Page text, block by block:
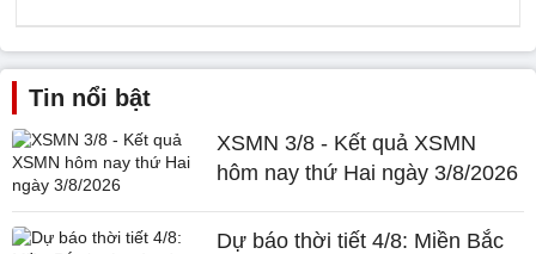
Tin nổi bật
XSMN 3/8 - Kết quả XSMN
hôm nay thứ Hai ngày 3/8/2026
Dự báo thời tiết 4/8: Miền Bắc